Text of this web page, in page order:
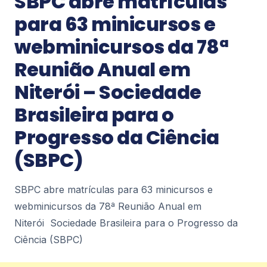
portas em Copacabana Diário do Rio
0
Inverno inspira Ritual do Chá, atração
do Coa&Co Café, em Copacabana –
VEJA RIO
Inverno inspira Ritual do Chá, atração do Coa&Co
Café, em Copacabana VEJA RIO
Rio de Janeiro concentra quase um
terço de casos de exercício ilegal da
medicina – ICL Notícias
Rio de Janeiro concentra quase um terço de
para 63 minicursos e
webminicursos da 78ª
Reunião Anual em
Niterói – Sociedade
Brasileira para o
Progresso da Ciência
(SBPC)
SBPC abre matrículas para 63 minicursos e
webminicursos da 78ª Reunião Anual em
Niterói Sociedade Brasileira para o Progresso da
Ciência (SBPC)